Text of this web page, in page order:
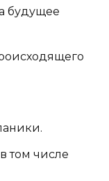
будущее
том числе